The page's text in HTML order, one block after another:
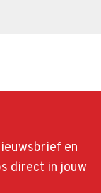
en
direct in jouw